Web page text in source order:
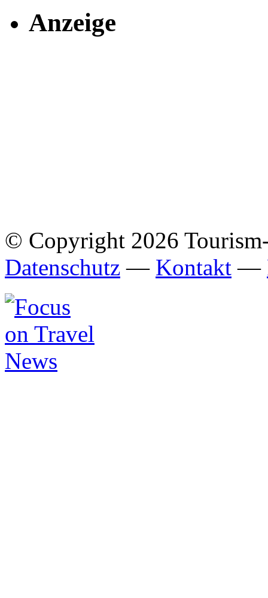
Anzeige
© Copyright 2026
Datenschutz — Kontakt —